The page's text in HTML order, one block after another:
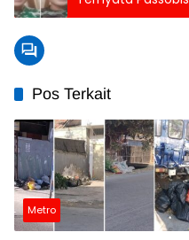
Pos Terkait
Metro